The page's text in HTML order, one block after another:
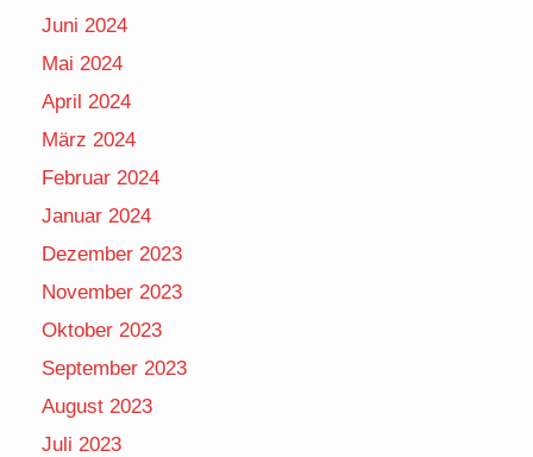
Juni 2024
Mai 2024
April 2024
März 2024
Februar 2024
Januar 2024
Dezember 2023
November 2023
Oktober 2023
September 2023
August 2023
Juli 2023